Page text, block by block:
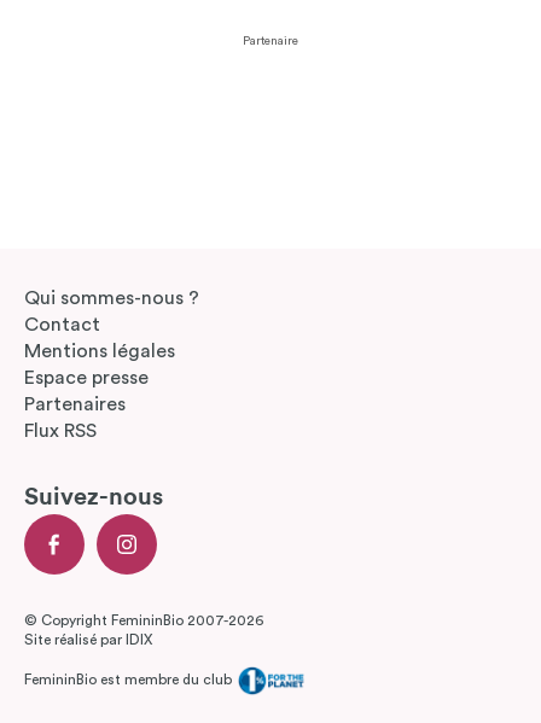
Partenaire
Qui sommes-nous ?
Contact
Mentions légales
Espace presse
Partenaires
Flux RSS
Suivez-nous
© Copyright FemininBio 2007-2026
Site réalisé par
IDIX
FemininBio est membre du club